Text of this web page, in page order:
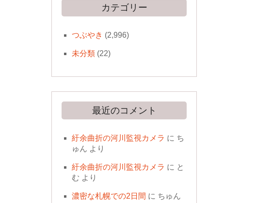
カテゴリー
つぶやき (2,996)
未分類(22)
最近のコメント
紆余曲折の河川監視カメラ に ち
ゅん より
紆余曲折の河川監視カメラ に と
む より
濃密な札幌での2日間 に ちゅん